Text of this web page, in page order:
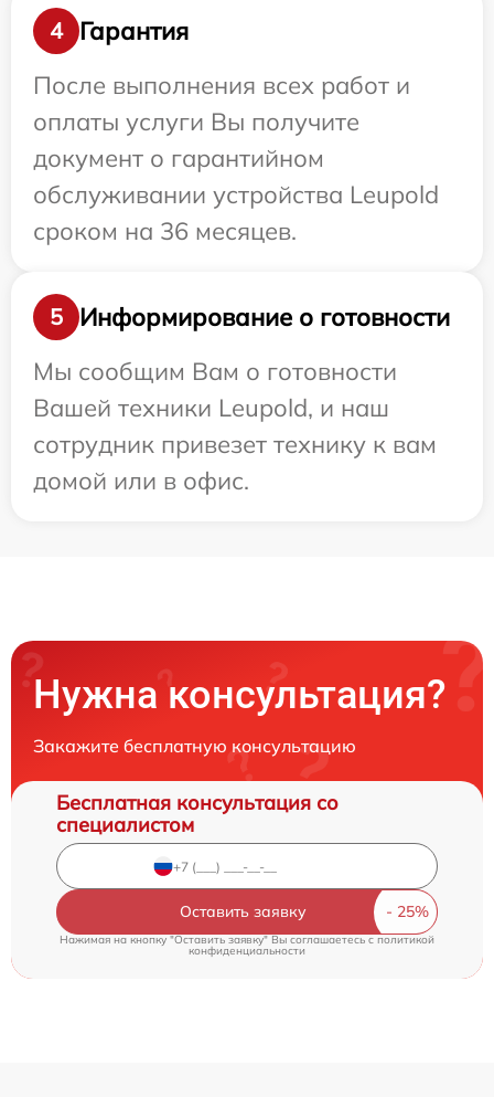
4
Гарантия
После выполнения всех работ и
оплаты услуги Вы получите
документ о гарантийном
обслуживании устройства Leupold
сроком на 36 месяцев.
5
Информирование о готовности
Мы сообщим Вам о готовности
Вашей техники Leupold, и наш
сотрудник привезет технику к вам
домой или в офис.
Нужна консультация?
Закажите бесплатную консультацию
Бесплатная консультация со
специалистом
Оставить заявку
Нажимая на кнопку "Оставить заявку" Вы соглашаетесь c политикой
конфиденциальности